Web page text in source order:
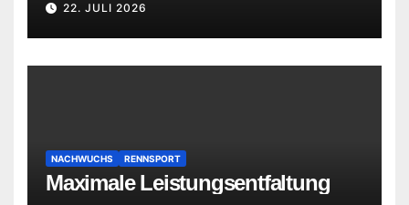
22. JULI 2026
NACHWUCHS RENNSPORT
Maximale Leistungsentfaltung